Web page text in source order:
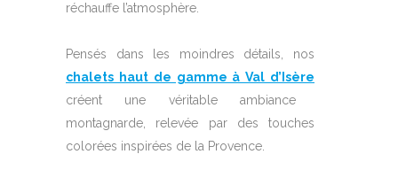
réchauffe l’atmosphère.
Pensés dans les moindres détails, nos
chalets haut de gamme à Val d’Isère
créent une véritable ambiance
montagnarde, relevée par des touches
colorées inspirées de la Provence.